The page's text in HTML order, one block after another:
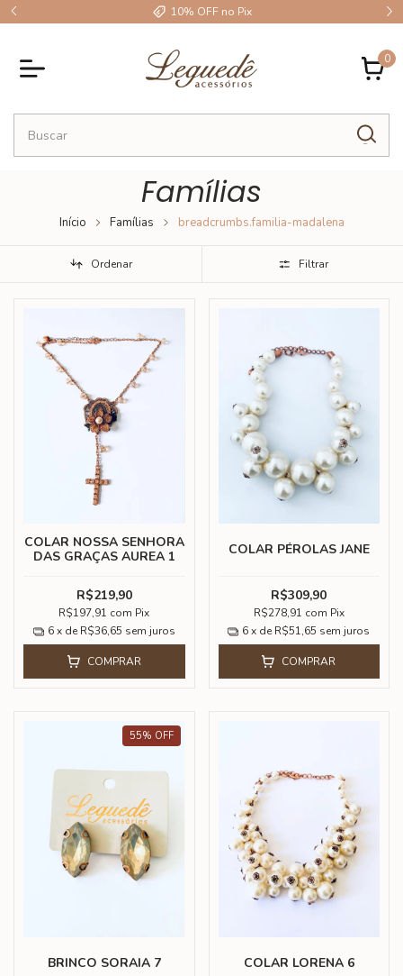
10% OFF no Pix
0
Famílias
Início Famílias breadcrumbs.familia-madalena
Ordenar Filtrar
COLAR NOSSA SENHORA
DAS GRAÇAS AUREA 1
R$219,90
R$197,91 com Pix
6 x de R$36,65 sem juros
COMPRAR
COLAR PÉROLAS JANE
R$309,90
R$278,91 com Pix
6 x de R$51,65 sem juros
COMPRAR
55% OFF
BRINCO SORAIA 7 COLAR LORENA 6